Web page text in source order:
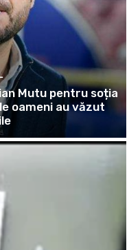
Mutu pentru soția
oameni au văzut